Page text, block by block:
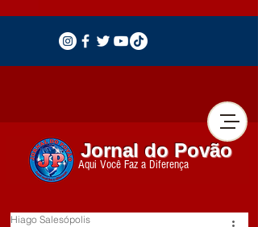
Jornal do Povão
Aqui Você Faz a Diferença
Hiago Salesópolis